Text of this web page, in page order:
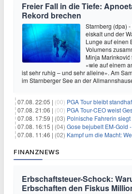
Freier Fall in die Tiefe:
Rekord brechen
Starnberg (dpa)
eiskalt und der
Lunge auf einen
Volumens
Minja Marinković
«wie auf einem
ist sehr ruhig – und sehr alleine». Am
im Starnberger See an der
07.08. 22:05 | (00) PGA Tour bleibt standhaft gegen LIV Golf
07.08. 21:06 | (00) PGA Tour-CEO weist Gespräche über eine Fusion
07.08. 17:59 | (03) Polnische Fahrerin siegt am
07.08. 16:15 | (04) Gose bejubelt EM-Gold -
07.08. 11:46 | (02) Kampf um die Macht: Wer
FINANZNEWS
Erbschaftsteuer-Schock:
Erbschaften den Fiskus